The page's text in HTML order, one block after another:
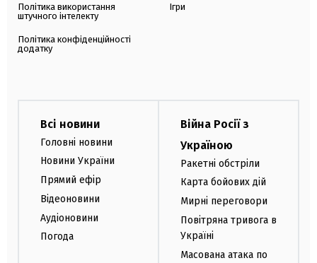
Політика використання
штучного інтелекту
Політика конфіденційності
додатку
Ігри
Всі новини
Головні новини
Новини України
Прямий ефір
Відеоновини
Аудіоновини
Погода
Війна Росії з
Україною
Ракетні обстріли
Карта бойових дій
Мирні переговори
Повітряна тривога в
Україні
Масована атака по